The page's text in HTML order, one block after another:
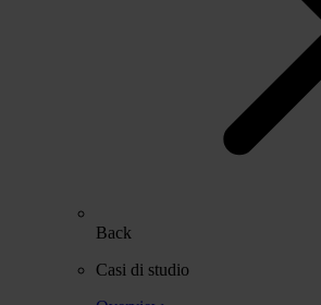
Back
Casi di studio